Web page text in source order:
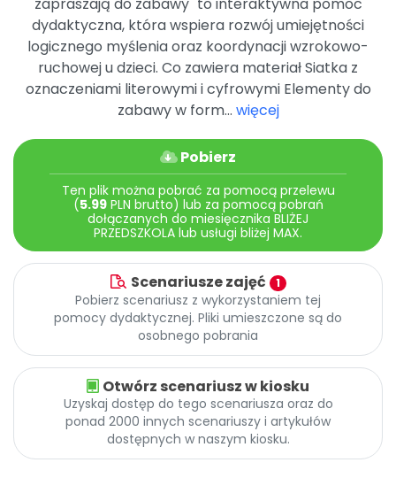
Pomoc
Promocje
dydaktyczna, która wspiera rozwój umiejętności
logicznego myślenia oraz koordynacji wzrokowo-
ruchowej u dzieci. Co zawiera materiał Siatka z
oznaczeniami literowymi i cyfrowymi Elementy do
zabawy w form... więcej
Pobierz
Ten plik można pobrać za pomocą przelewu
(5.99PLN brutto) lub za pomocą pobrań
dołączanych do miesięcznika BLIŻEJ
PRZEDSZKOLA lub usługi bliżej MAX.
Scenariusze zajęć 1
Pobierz scenariusz z wykorzystaniem tej
pomocy dydaktycznej. Pliki umieszczone są do
osobnego pobrania
Otwórz scenariusz w kiosku
Uzyskaj dostęp do tego scenariusza oraz do
ponad 2000 innych scenariuszy i artykułów
dostępnych w naszym kiosku.